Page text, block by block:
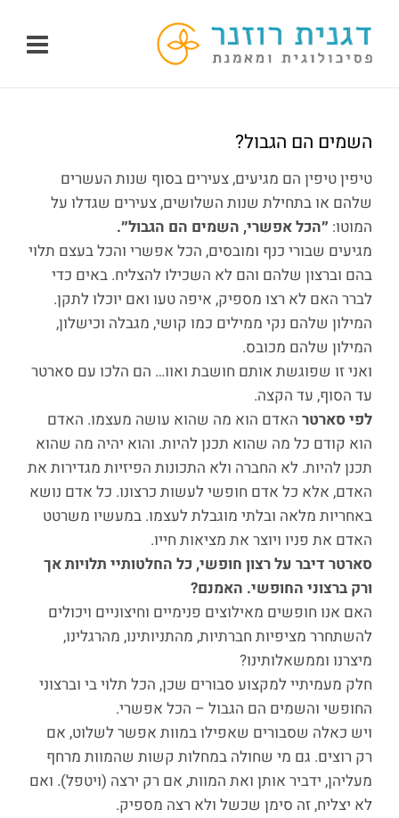
לתוכן
השמים הם הגבול?
טיפין טיפין הם מגיעים, צעירים בסוף שנות העשרים
שלהם או בתחילת שנות השלושים, צעירים שגדלו על
המוטו: ״הכל אפשרי, השמים הם הגבול״.
מגיעים שבורי כנף ומובסים, הכל אפשרי והכל בעצם תלוי
בהם וברצון שלהם והם לא השכילו להצליח. באים כדי
לברר האם לא רצו מספיק, איפה טעו ואם יוכלו לתקן.
המילון שלהם נקי ממילים כמו קושי, מגבלה וכישלון,
המילון שלהם מכובס.
ואני זו שפוגשת אותם חושבת ואוו… הם הלכו עם סארטר
עד הסוף, עד הקצה.
לפי סארטר האדם הוא מה שהוא עושה מעצמו. האדם
הוא קודם כל מה שהוא תכנן להיות. והוא יהיה מה שהוא
תכנן להיות. לא החברה ולא התכונות הפיזיות מגדירות את
האדם, אלא כל אדם חופשי לעשות כרצונו. כל אדם נושא
באחריות מלאה ובלתי מוגבלת לעצמו. במעשיו משרטט
האדם את פניו ויוצר את מציאות חייו.
סארטר דיבר על רצון חופשי, כל החלטותיי תלויות אך
ורק ברצוני החופשי. האמנם?
האם אנו חופשים מאילוצים פנימיים וחיצוניים ויכולים
להשתחרר מציפיות חברתיות, מהתניותינו, מהרגלינו,
מיצרנו וממשאלותינו?
חלק מעמיתיי למקצוע סבורים שכן, הכל תלוי בי וברצוני
החופשי והשמים הם הגבול – הכל אפשרי.
ויש כאלה שסבורים שאפילו במוות אפשר לשלוט, אם
רק רוצים. גם מי שחולה במחלות קשות שהמוות מרחף
מעליהן, ידביר אותן ואת המוות, אם רק ירצה (ויטפל). ואם
לא יצליח, זה סימן שכשל ולא רצה מספיק.